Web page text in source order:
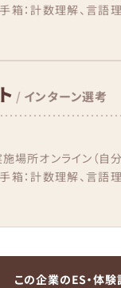
箱：計数理解、言語
/ インターン選考
場所オンライン（自
箱：計数理解、言語
この企業のES・体験